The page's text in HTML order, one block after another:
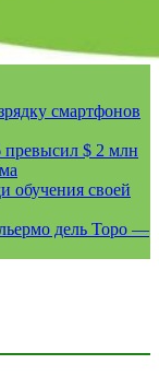
смартфонов
превысил $ 2 млн
обучения своей
дель Торо —